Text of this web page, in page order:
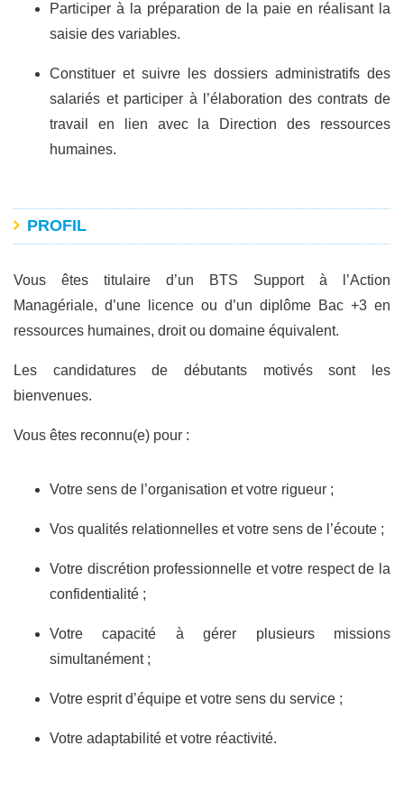
Participer à la préparation de la paie en réalisant la
saisie des variables.
Constituer et suivre les dossiers administratifs des
salariés et participer à l’élaboration des contrats de
travail en lien avec la Direction des ressources
humaines.
PROFIL
Vous êtes titulaire d’un BTS Support à l’Action
Managériale, d’une licence ou d’un diplôme Bac +3 en
ressources humaines, droit ou domaine équivalent.
Les candidatures de débutants motivés sont les
bienvenues.
Vous êtes reconnu(e) pour :
Votre sens de l’organisation et votre rigueur ;
Vos qualités relationnelles et votre sens de l’écoute ;
Votre discrétion professionnelle et votre respect de la
confidentialité ;
Votre capacité à gérer plusieurs missions
simultanément ;
Votre esprit d’équipe et votre sens du service ;
Votre adaptabilité et votre réactivité.